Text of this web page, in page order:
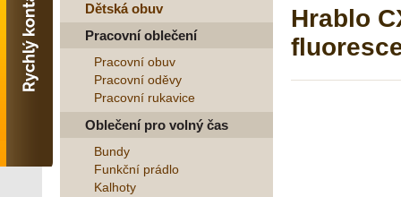
Dětská obuv
Pracovní oblečení
Pracovní obuv
Pracovní oděvy
Pracovní rukavice
Oblečení pro volný čas
Bundy
Funkční prádlo
Kalhoty
Hrablo
info@odevy-pilar.cz
Provozovna:
Hradec Králové
Provozovna:
Hradec Králové